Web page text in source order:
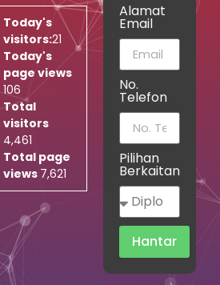
Today's
visitors:21
Today's
page views
106
Total
visitors
4,461
Total page
views 7,621
Alamat
Email
No.
Telefon
Pilihan
Berkaitan
Hantar